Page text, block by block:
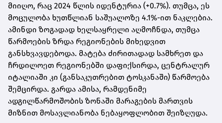
მიიღო, რაც 2024 წლის იდენტურია (+0.7%). თუმცა, ეს
მოცულობა ხუთწლიან საშუალოზე 4.1%-ით ნაკლებია.
ამინდი ზოგადად ხელსაყრელი აღმოჩნდა, თუმცა
წარმოების ზრდა რეგიონების მიხედვით
განსხვავდებოდა. მატება ძირითადად სამხრეთ და
ჩრდილოეთ რეგიონებში დაფიქსირდა, ცენტრალურ
იტალიაში კი (განსაკუთრებით ტოსკანაში) წარმოება
შემცირდა. გარდა ამისა, რამდენიმე
ადგილწარმოშობის ზონაში მარაგების მართვის
მიზნით მოსავლიანობა ნებაყოფლობით შეიზღუდა.